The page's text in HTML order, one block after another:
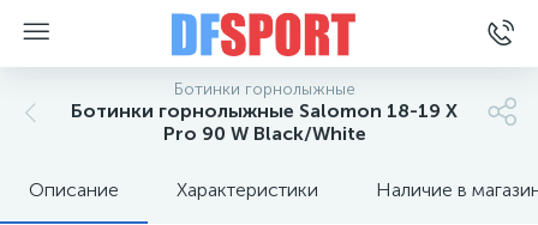
Ботинки горнолыжные
Ботинки горнолыжные Salomon 18-19 X
Pro 90 W Black/White
Описание Характеристики Наличие в